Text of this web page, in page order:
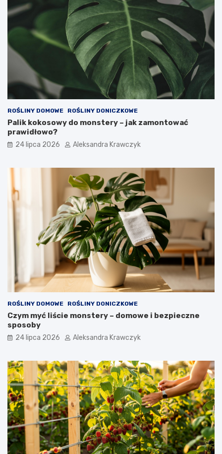
ROŚLINY DOMOWE ROŚLINY DONICZKOWE
Palik kokosowy do monstery – jak zamontować
prawidłowo?
24 lipca 2026 Aleksandra Krawczyk
ROŚLINY DOMOWE ROŚLINY DONICZKOWE
Czym myć liście monstery – domowe i bezpieczne
sposoby
24 lipca 2026 Aleksandra Krawczyk